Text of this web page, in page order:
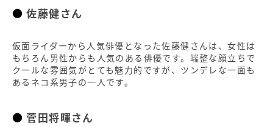
佐藤健さん
仮面ライダーから人気俳優となった佐藤健さんは、女性は
もちろん男性からも人気のある俳優です。端整な顔立ちで
クールな雰囲気がとても魅力的ですが、ツンデレな一面も
あるネコ系男子の一人です。
菅田将暉さん